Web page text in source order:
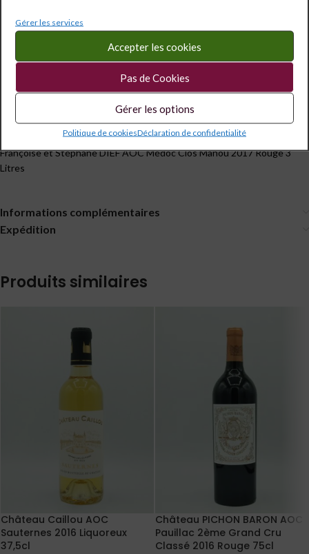
Gérer les services
Accepter les cookies
Pas de Cookies
Gérer les options
Politique de cookiesDéclaration de confidentialité
Réf:320
Bordeaux
Étiquettes :13.5°,3 l,Grand Format
Françoise et Stéphane DIEF AOC Médoc Clos Manou 2017 Rouge 3
Litres
Informations complémentaires
Expédition
Produits similaires
Château Caillou AOC
Sauternes 2016 Liquoreux
37,5cl
Château PICHON BARON AOC
Pauillac 2ème Grand Cru
Classé 2016 Rouge 75cl